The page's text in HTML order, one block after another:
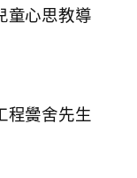
心思教導
黌舍先生